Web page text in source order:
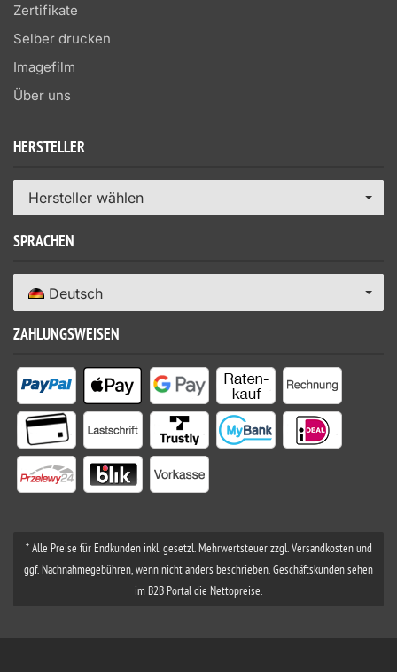
Zertifikate
Selber drucken
Imagefilm
Über uns
HERSTELLER
Hersteller wählen
SPRACHEN
Deutsch
ZAHLUNGSWEISEN
* Alle Preise für Endkunden inkl. gesetzl. Mehrwertsteuer zzgl. Versandkosten und
ggf. Nachnahmegebühren, wenn nicht anders beschrieben. Geschäftskunden sehen
im B2B Portal die Nettopreise.